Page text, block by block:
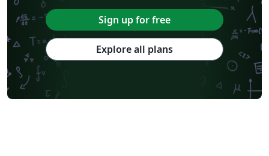
Sign up for free
Explore all plans